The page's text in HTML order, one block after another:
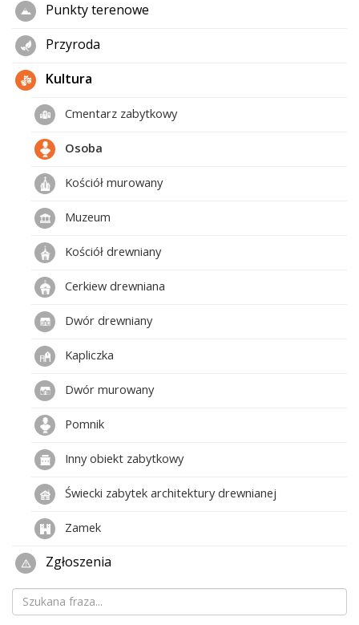
Punkty terenowe
Przyroda
Kultura
Cmentarz zabytkowy
Osoba
Kościół murowany
Muzeum
Kościół drewniany
Cerkiew drewniana
Dwór drewniany
Kapliczka
Dwór murowany
Pomnik
Inny obiekt zabytkowy
Świecki zabytek architektury drewnianej
Zamek
Zgłoszenia